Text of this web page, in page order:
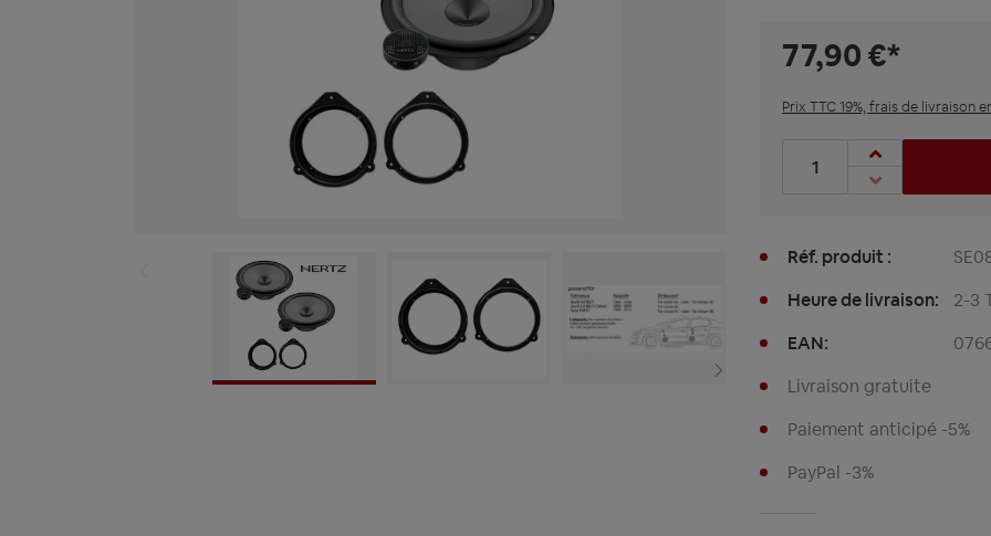
77,90 €*
Prix TTC 19%, frais de livraison
Nombre de produits :
Réf. produit :
Heure de livraison:
2-3
EAN:
Livraison gratuite
Paiement anticipé -5%
PayPal -3%